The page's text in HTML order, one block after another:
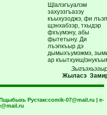
ЩIалэгъуалэм
захуэзгъазэу
къыхузоджэ, фи
щэнхабзэр, тхыдэр
фхъумэну, абы
фытетыну. Ди
лъэпкъыр дэ
дымыхъумэжмэ,
ар
Жыласэ
Рустам:comik-07@mail.ru | e-